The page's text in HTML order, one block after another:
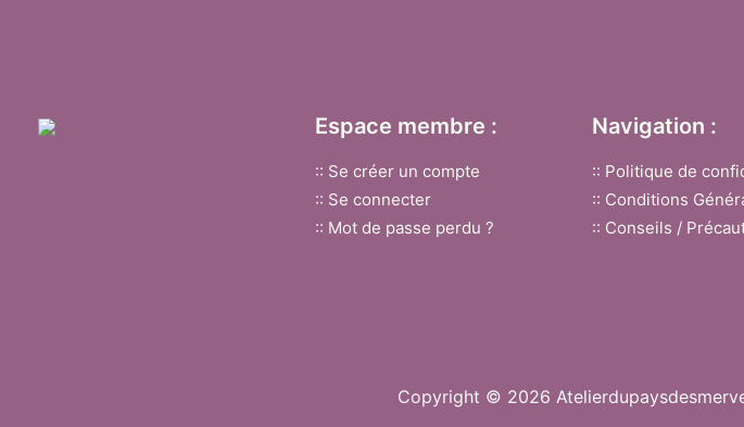
Espace membre :
:: Se créer un compte
:: Se connecter
:: Mot de passe perdu ?
Navigation :
:: Politique de
:: Conditions
:: Conseils /
Copyright © 2026